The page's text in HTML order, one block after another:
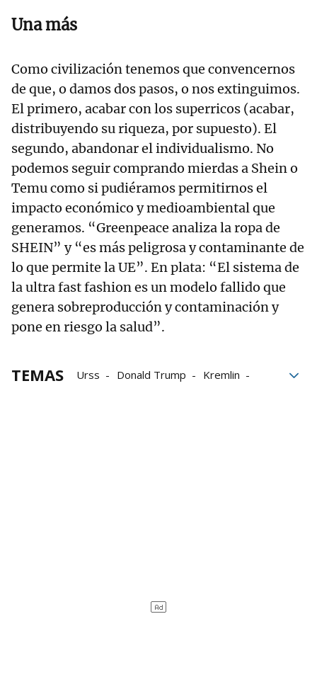
Una más
Como civilización tenemos que convencernos
de que, o damos dos pasos, o nos extinguimos.
El primero, acabar con los superricos (acabar,
distribuyendo su riqueza, por supuesto). El
segundo, abandonar el individualismo. No
podemos seguir comprando mierdas a Shein o
Temu como si pudiéramos permitirnos el
impacto económico y medioambiental que
generamos. “Greenpeace analiza la ropa de
SHEIN” y “es más peligrosa y contaminante de
lo que permite la UE”. En plata: “El sistema de
la ultra fast fashion es un modelo fallido que
genera sobreproducción y contaminación y
pone en riesgo la salud”.
TEMAS Urss Donald Trump
Kremlin